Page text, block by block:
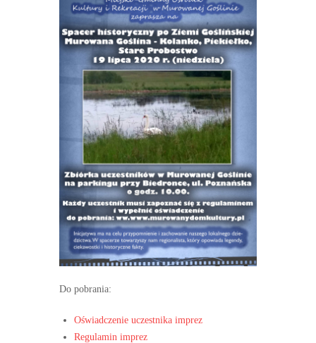
Do pobrania:
Oświadczenie uczestnika imprez
Regulamin imprez